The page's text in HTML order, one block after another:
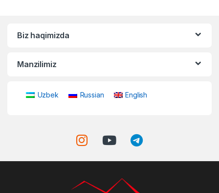
Biz haqimizda
Manzilimiz
Uzbek Russian English